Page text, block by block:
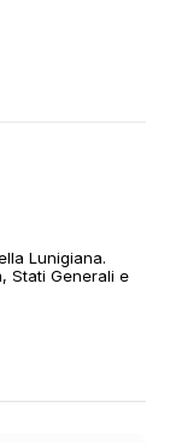
Lunigiana.
Stati Generali e